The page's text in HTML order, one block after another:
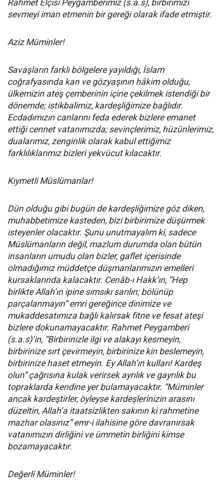
Rahmet Elçisi Peygamberimiz (s.a.s), birbirimizi
sevmeyi iman etmenin bir gereği olarak ifade etmiştir.
Aziz Müminler!
Savaşların farklı bölgelere yayıldığı, İslam
coğrafyasında kan ve gözyaşının hâkim olduğu,
ülkemizin ateş çemberinin içine çekilmek istendiği bir
dönemde; istikbalimiz, kardeşliğimize bağlıdır.
Ecdadımızın canlarını feda ederek bizlere emanet
ettiği cennet vatanımızda; sevinçlerimiz, hüzünlerimiz,
dualarımız, zenginlik olarak kabul ettiğimiz
farklılıklarımız bizleri yekvücut kılacaktır.
Kıymetli Müslümanlar!
Dün olduğu gibi bugün de kardeşliğimize göz diken,
muhabbetimize kasteden, bizi birbirimize düşürmek
isteyenler olacaktır. Şunu unutmayalım ki, sadece
Müslümanların değil, mazlum durumda olan bütün
insanların umudu olan bizler, gaflet içerisinde
olmadığımız müddetçe düşmanlarımızın emelleri
kursaklarında kalacaktır. Cenâb-ı Hakk’ın, “Hep
birlikte Allah’ın ipine sımsıkı sarılın; bölünüp
parçalanmayın” emri gereğince dinimize ve
mukaddesatımıza bağlı kalırsak fitne ve fesat ateşi
bizlere dokunamayacaktır. Rahmet Peygamberi
(s.a.s)’in, “Birbirinizle ilgi ve alakayı kesmeyin,
birbirinize sırt çevirmeyin, birbirinize kin beslemeyin,
birbirinize haset etmeyin. Ey Allah’ın kulları! Kardeş
olun” çağrısına kulak verirsek ayrılık ve gayrılık bu
topraklarda kendine yer bulamayacaktır. “Müminler
ancak kardeştirler, öyleyse kardeşlerinizin arasını
düzeltin, Allah’a itaatsizlikten sakının ki rahmetine
mazhar olasınız” emr-i ilahisine göre davranırsak
vatanımızın dirliğini ve ümmetin birliğini kimse
bozamayacaktır.
Değerli Müminler!